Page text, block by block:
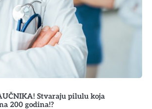
Stvaraju pilulu koja
200 godina!?